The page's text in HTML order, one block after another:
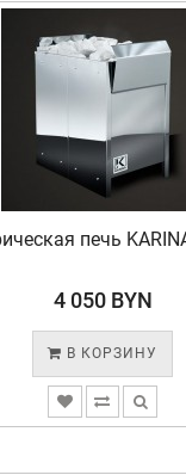
печь
4 050 BYN
В КОРЗИНУ